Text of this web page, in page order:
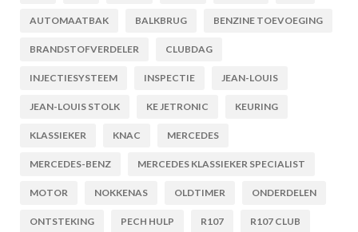
AUTOMAATBAK BALKBRUG BENZINE TOEVOEGING
BRANDSTOFVERDELER CLUBDAG
INJECTIESYSTEEM INSPECTIE JEAN-LOUIS
JEAN-LOUIS STOLK KE JETRONIC KEURING
KLASSIEKER KNAC MERCEDES
MERCEDES-BENZ MERCEDES KLASSIEKER SPECIALIST
MOTOR NOKKENAS OLDTIMER ONDERDELEN
ONTSTEKING PECH HULP R107 R107 CLUB